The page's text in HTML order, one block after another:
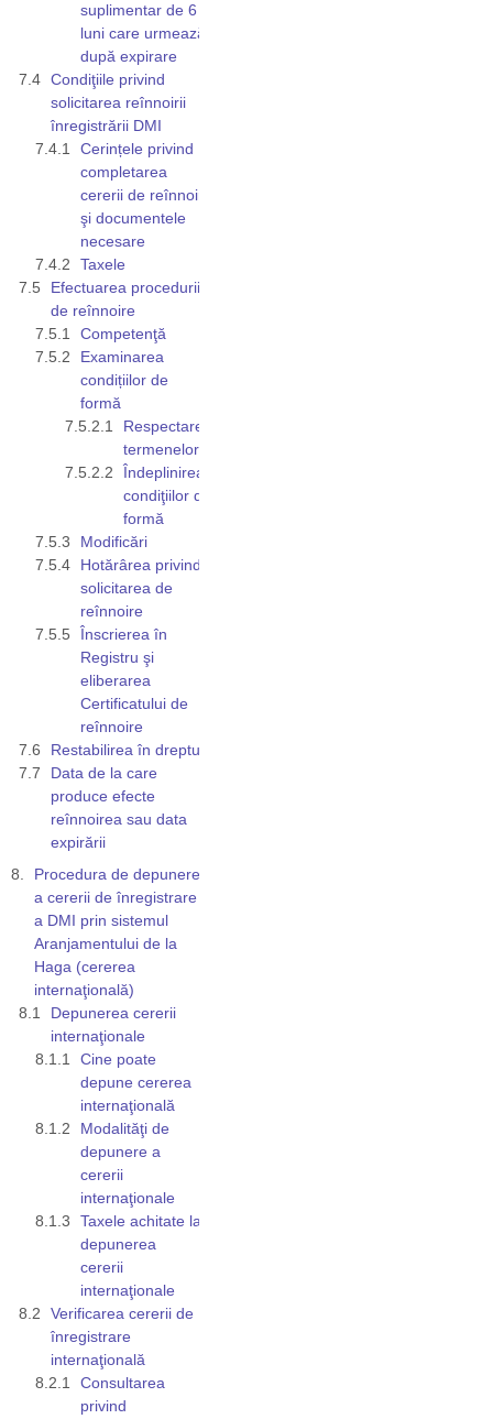
suplimentar de 6
luni care urmează
după expirare
Condiţiile privind
solicitarea reînnoirii
înregistrării DMI
Cerințele privind
completarea
cererii de reînnoire
şi documentele
necesare
Taxele
Efectuarea procedurii
de reînnoire
Competenţă
Examinarea
condițiilor de
formă
Respectarea
termenelor
Îndeplinirea
condiţiilor de
formă
Modificări
Hotărârea privind
solicitarea de
reînnoire
Înscrierea în
Registru şi
eliberarea
Certificatului de
reînnoire
Restabilirea în drepturi
Data de la care
produce efecte
reînnoirea sau data
expirării
Procedura de depunere
a cererii de înregistrare
a DMI prin sistemul
Aranjamentului de la
Haga (cererea
internaţională)
Depunerea cererii
internaţionale
Cine poate
depune cererea
internaţională
Modalităţi de
depunere a
cererii
internaţionale
Taxele achitate la
depunerea
cererii
internaţionale
Verificarea cererii de
înregistrare
internaţională
Consultarea
privind